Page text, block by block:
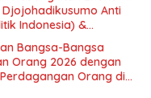
Anti
Indonesia) &
Menata Bangsa
Bangsa-Bangsa
Orang 2026 dengan
Orang di